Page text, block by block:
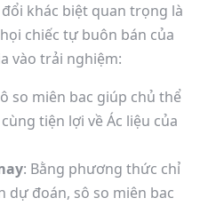
khác biệt quan trọng là
chiếc tự buôn bán của
vào trải nghiệm:
so miên bac giúp chủ thể
tiện lợi về Ác liệu của
: Bằng phương thức chỉ
dự đoán, sô so miên bac